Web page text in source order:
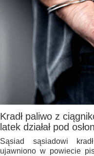
Kradł paliwo z
latek działał pod
Sąsiad sąsiadowi
ujawniono w powiecie